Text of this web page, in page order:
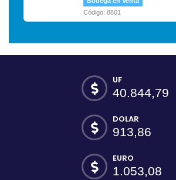
Código: 8801
UF
40.844,79
DOLAR
913,86
EURO
1.053,08